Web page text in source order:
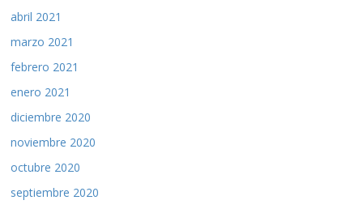
abril 2021
marzo 2021
febrero 2021
enero 2021
diciembre 2020
noviembre 2020
octubre 2020
septiembre 2020